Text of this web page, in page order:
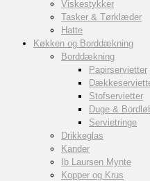
Viskestykker
Tasker & Tørklæder
Hatte
Køkken og Borddækning
Borddækning
Papirservietter
Stofservietter
Duge &
Servietringe
Drikkeglas
Kander
Ib Laursen Mynte
Kopper og Krus